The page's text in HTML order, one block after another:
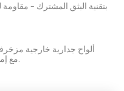
ألواح جدارية خارجية